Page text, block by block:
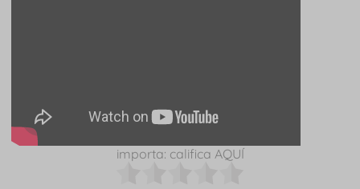
importa: califica AQUÍ